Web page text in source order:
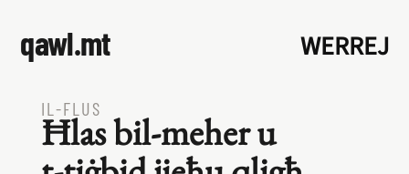
qawl.mt WERREJ
IL‑FLUS
Ħlas bil‑meher u